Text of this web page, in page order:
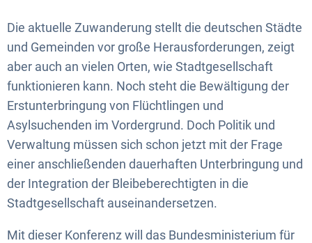
Die aktuelle Zuwanderung stellt die deutschen Städte
und Gemeinden vor große Herausforderungen, zeigt
aber auch an vielen Orten, wie Stadtgesellschaft
funktionieren kann. Noch steht die Bewältigung der
Erstunterbringung von Flüchtlingen und
Asylsuchenden im Vordergrund. Doch Politik und
Verwaltung müssen sich schon jetzt mit der Frage
einer anschließenden dauerhaften Unterbringung und
der Integration der Bleibeberechtigten in die
Stadtgesellschaft auseinandersetzen.
Mit dieser Konferenz will das Bundesministerium für